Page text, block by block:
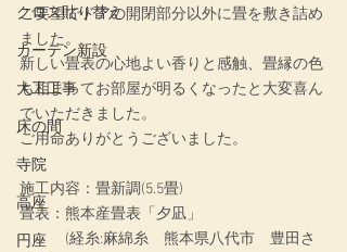
クロス貼り替え
カーテン新設
大工工事
床の間
寺院
高座
円座
ご要望でドアの開閉部分以外に畳を敷き詰め
ました。
新しい畳表の心地よい香りと感触、畳縁の色
も相まってお部屋が明るくなったと大変喜ん
でいただきました。
ご用命ありがとうございました。
施工内容：畳新調(5.5畳)
畳表：熊本産畳表「夕凪」
(経糸:麻綿糸　熊本県八代市　豊田さ